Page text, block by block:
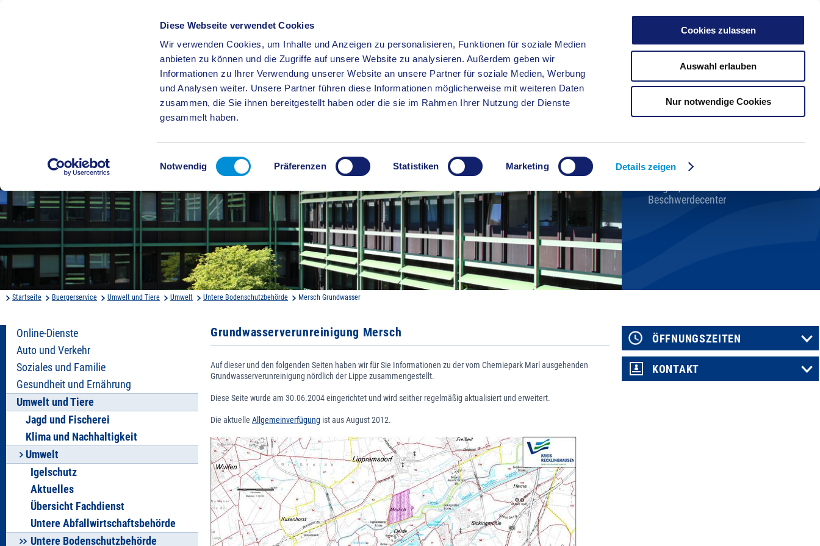
Diese Webseite verwendet Cookies
Wir verwenden Cookies, um Inhalte und Anzeigen zu personalisieren, Funktionen für soziale Medien
anbieten zu können und die Zugriffe auf unsere Website zu analysieren. Außerdem geben wir
Informationen zu Ihrer Verwendung unserer Website an unsere Partner für soziale Medien, Werbung
und Analysen weiter. Unsere Partner führen diese Informationen möglicherweise mit weiteren Daten
zusammen, die Sie ihnen bereitgestellt haben oder die sie im Rahmen Ihrer Nutzung der Dienste
gesammelt haben.
Einwilligungsauswahl
Notwendig Präferenzen Statistiken Marketing Details zeigen
Cookies zulassen
Auswahl erlauben
Nur notwendige Cookies
BÜRGERSERVICE KREISHAUS WIRTSCHAFT BILDUNG
Kreisverwaltung A-Z
Karriere beim Kreis
Beschwerdecenter
Startseite Buergerservice Umwelt und Tiere Umwelt Untere Bodenschutzbehörde Mersch Grundwasser
Online-Dienste
Auto und Verkehr
Soziales und Familie
Gesundheit und Ernährung
Umwelt und Tiere
Jagd und Fischerei
Klima und Nachhaltigkeit
Umwelt
Igelschutz
Aktuelles
Übersicht Fachdienst
Untere Abfallwirtschaftsbehörde
Untere Bodenschutzbehörde
Grundwasserverunreinigung Mersch
Auf dieser und den folgenden Seiten haben wir für Sie Informationen zu der vom Chemiepark Marl ausgehenden
Grundwasserverunreinigung nördlich der Lippe zusammengestellt.
Diese Seite wurde am 30.06.2004 eingerichtet und wird seither regelmäßig aktualisiert und erweitert.
Die aktuelle Allgemeinverfügung ist aus August 2012.
ÖFFNUNGSZEITEN
KONTAKT